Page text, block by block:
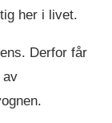
her i livet.
Derfor får
av